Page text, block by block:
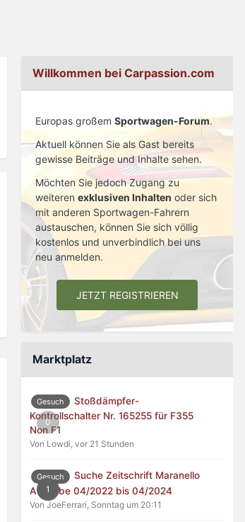
Willkommen bei Carpassion.com
Europas großem Sportwagen-Forum.
Aktuell können Sie als Gast bereits
gewisse Beiträge und Inhalte sehen.
Möchten Sie jedoch Zugang zu
weiteren exklusiven Inhalten oder sich
mit anderen Sportwagen-Fahrern
austauschen, können Sie sich völlig
kostenlos und unverbindlich bei uns
neu anmelden.
JETZT REGISTRIEREN
Marktplatz
0
Gesuch
Stoßdämpfer-
Kontrollschalter Nr. 165255 für F355
Non F1
Von Lowdi, vor 21 Stunden
1
Gesuch
Suche Zeitschrift Maranello
Ausgabe 04/2022 bis 04/2024
Von JoeFerrari, Sonntag um 20:11